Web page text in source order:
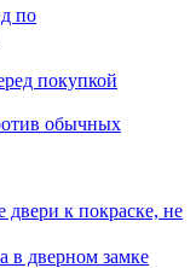
по
покупкой
обычных
к покраске, не
в дверном замке